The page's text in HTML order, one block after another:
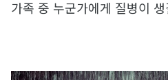
가족 중 누군가에게 질병이